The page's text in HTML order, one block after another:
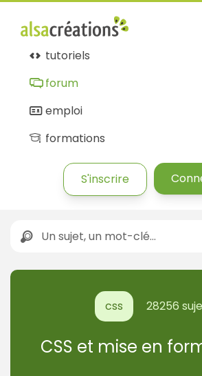
tutoriels
forum
emploi
formations
S'inscrire
css 28256
CSS et mise en